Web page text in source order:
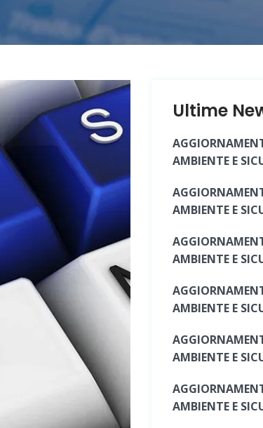
Ultime
AMBIENTE E
AMBIENTE E
AMBIENTE E
AMBIENTE E
AMBIENTE E
AMBIENTE E